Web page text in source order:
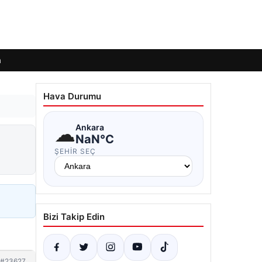
Hava Durumu
☁Ankara
NaN°C
ŞEHIR SEÇ
Bizi Takip Edin